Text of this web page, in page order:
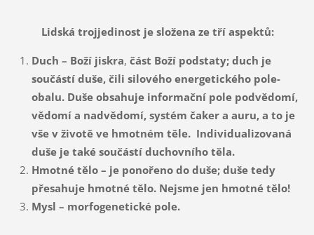
Lidská trojjedinost je složena ze tří aspektů:
Duch – Boží jiskra, část Boží podstaty; duch je
součástí duše, čili silového energetického pole-
obalu. Duše obsahuje informační pole podvědomí,
vědomí a nadvědomí, systém čaker a auru, a to je
vše v životě ve hmotném těle. Individualizovaná
duše je také součástí duchovního těla.
Hmotné tělo – je ponořeno do duše; duše tedy
přesahuje hmotné tělo. Nejsme jen hmotné tělo!
Mysl – morfogenetické pole.